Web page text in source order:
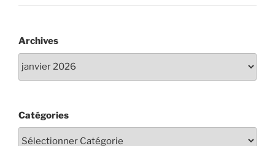
Archives
Catégories